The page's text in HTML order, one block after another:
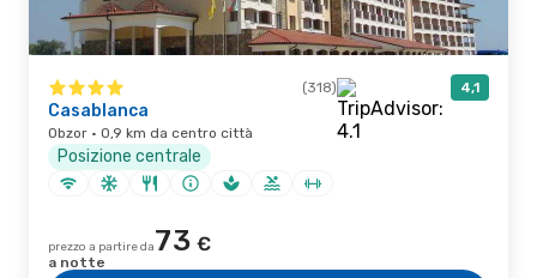
(318) 4,1
Casablanca
Obzor · 0,9 km da centro città
Posizione centrale
prezzo a partire da73 €
a notte